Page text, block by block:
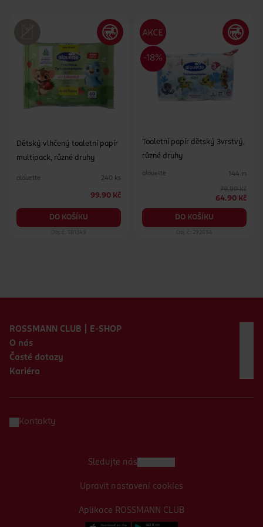
Dětský vlhčený toaletní papír
multipack, různé druhy
alouette 240 ks
99.90 Kč
DO KOŠÍKU
Obj. č.: 581349
Toaletní papír dětský 3vrstvý,
různé druhy
alouette 144 m
79.90 Kč
64.90 Kč
DO KOŠÍKU
Obj. č.: 292696
ROSSMANN CLUB | E-SHOP
O nás
Časté dotazy
Kariéra
Kontakty
Aplikace ROSSMANN CLUB
Sledujte nás
Upravit nastavení cookies